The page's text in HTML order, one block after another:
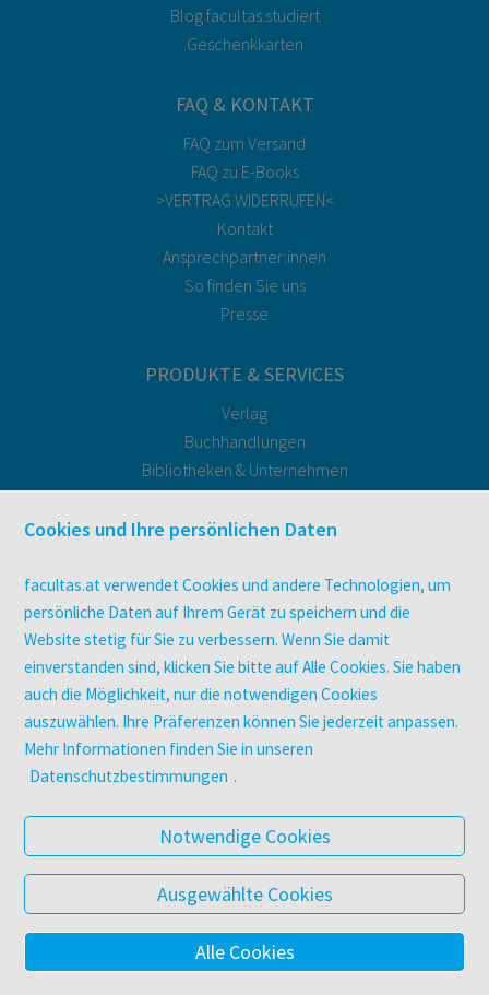
Blog facultas.studiert
Geschenkkarten
FAQ & KONTAKT
FAQ zum Versand
FAQ zu E-Books
>VERTRAG WIDERRUFEN<
Kontakt
Ansprechpartner:innen
So finden Sie uns
Presse
PRODUKTE & SERVICES
Verlag
Buchhandlungen
Bibliotheken & Unternehmen
Druckerei facultas druckt.
Zeitschriften
Digitale Angebote
UNTERNEHMEN
Über facultas
facultas Kooperationen
Arbeiten bei facultas
Datenschutz & Cookies
AGB
Barrierefreiheit
© 2025 Facultas Verlags- und Buchhandels AG
Cookies und Ihre persönlichen Daten
facultas.at verwendet Cookies und andere Technologien, um
persönliche Daten auf Ihrem Gerät zu speichern und die
Website stetig für Sie zu verbessern. Wenn Sie damit
einverstanden sind, klicken Sie bitte auf Alle Cookies. Sie haben
auch die Möglichkeit, nur die notwendigen Cookies
auszuwählen. Ihre Präferenzen können Sie jederzeit anpassen.
Mehr Informationen finden Sie in unseren
Datenschutzbestimmungen .
Notwendige Cookies
Ausgewählte Cookies
Alle Cookies